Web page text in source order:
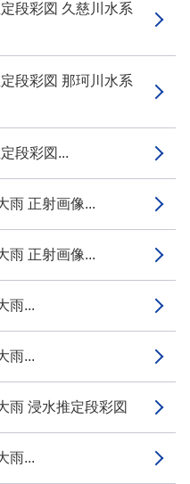
段彩図 久慈川水系
段彩図 那珂川水系
段彩図...
雨 正射画像...
雨 正射画像...
雨...
雨...
雨 浸水推定段彩図
雨...